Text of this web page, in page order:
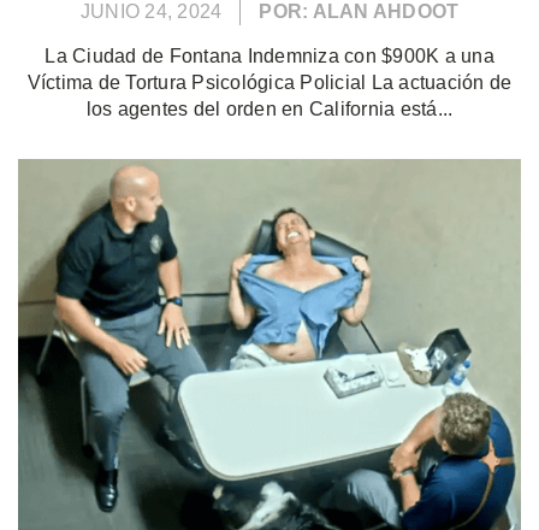
JUNIO 24, 2024 POR: ALAN AHDOOT
La Ciudad de Fontana Indemniza con $900K a una
Víctima de Tortura Psicológica Policial La actuación de
los agentes del orden en California está...